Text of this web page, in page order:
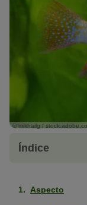
© mikhailg /
Índice
Aspecto